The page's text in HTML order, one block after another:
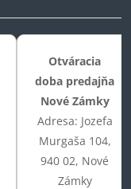
Otváracia
doba predajňa
Nové Zámky
Adresa: Jozefa
Murgaša 104,
940 02, Nové
Zámky